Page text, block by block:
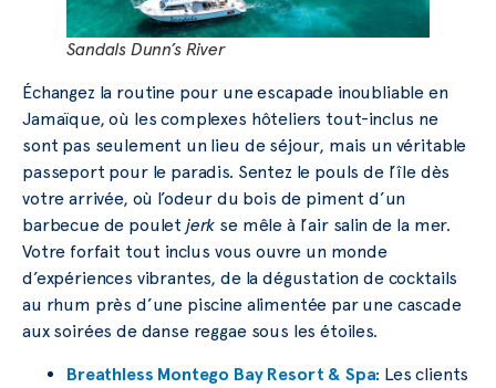
Sandals Dunn’s River
Échangez la routine pour une escapade inoubliable en
Jamaïque, où les complexes hôteliers tout-inclus ne
sont pas seulement un lieu de séjour, mais un véritable
passeport pour le paradis. Sentez le pouls de l’île dès
votre arrivée, où l’odeur du bois de piment d’un
barbecue de poulet jerk se mêle à l’air salin de la mer.
Votre forfait tout inclus vous ouvre un monde
d’expériences vibrantes, de la dégustation de cocktails
au rhum près d’une piscine alimentée par une cascade
aux soirées de danse reggae sous les étoiles.
Breathless Montego Bay Resort & Spa: Les clients